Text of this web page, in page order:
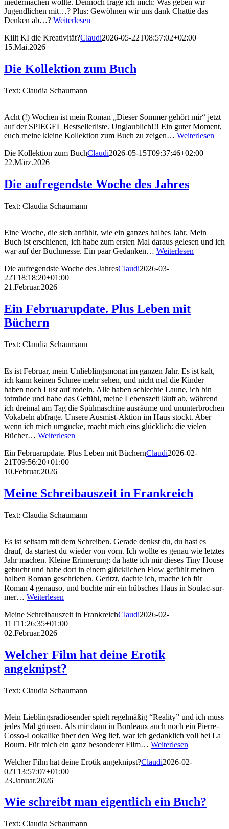
niedermachen wollte. Dennoch frage ich mich: Was geben wir
Jugendlichen mit…? Plus: Gewöhnen wir uns dank Chattie das
Denken ab…? Weiterlesen
Killt KI die Kreativität?Claudi2026-05-22T08:57:02+02:00
15.Mai.2026
Die Kollektion zum Buch
Text: Claudia Schaumann
Acht (!) Wochen ist mein Roman „Dieser Sommer gehört mir“ jetzt
auf der SPIEGEL Bestsellerliste. Unglaublich!!! Ein guter Moment,
euch meine kleine Kollektion zum Buch zu zeigen… Weiterlesen
Die Kollektion zum BuchClaudi2026-05-15T09:37:46+02:00
22.März.2026
Die aufregendste Woche des Jahres
Text: Claudia Schaumann
Eine Woche, die sich anfühlt, wie ein ganzes halbes Jahr. Mein
Buch ist erschienen, ich habe zum ersten Mal daraus gelesen und ich
war auf der Buchmesse. Ein paar Gedanken… Weiterlesen
Die aufregendste Woche des JahresClaudi2026-03-
22T18:18:20+01:00
21.Februar.2026
Ein Februarupdate. Plus Leben mit
Büchern
Text: Claudia Schaumann
Es ist Februar, mein Unlieblingsmonat im ganzen Jahr. Es ist kalt,
ich kann keinen Schnee mehr sehen, und nicht mal die Kinder
haben noch Lust auf rodeln. Alle haben schlechte Laune, ich bin
totmüde und habe das Gefühl, meine Lebenszeit läuft ab, während
ich dreimal am Tag die Spülmaschine ausräume und ununterbrochen
Vokabeln abfrage. Unsere Ausmist-Aktion im Haus stockt. Aber
wenn ich mich umgucke, macht mich eins glücklich: die vielen
Bücher… Weiterlesen
Ein Februarupdate. Plus Leben mit BüchernClaudi2026-02-
21T09:56:20+01:00
10.Februar.2026
Meine Schreibauszeit in Frankreich
Text: Claudia Schaumann
Es ist seltsam mit dem Schreiben. Gerade denkst du, du hast es
drauf, da startest du wieder von vorn. Ich wollte es genau wie letztes
Jahr machen. Kleine Erinnerung: da hatte ich mir dieses Tiny House
gebucht und habe dort in einem glücklichen Flow gefühlt meinen
halben Roman geschrieben. Geritzt, dachte ich, mache ich für
Roman 4 genauso, und buchte mir ein hübsches Haus in Soulac-sur-
mer… Weiterlesen
Meine Schreibauszeit in FrankreichClaudi2026-02-
11T11:26:35+01:00
02.Februar.2026
Welcher Film hat deine Erotik
angeknipst?
Text: Claudia Schaumann
Mein Lieblingsradiosender spielt regelmäßig “Reality” und ich muss
jedes Mal grinsen. Als mir dann in Bordeaux auch noch ein Pierre-
Cosso-Lookalike über den Weg lief, war ich gedanklich voll bei La
Boum. Für mich ein ganz besonderer Film… Weiterlesen
Welcher Film hat deine Erotik angeknipst?Claudi2026-02-
02T13:57:07+01:00
23.Januar.2026
Wie schreibt man eigentlich ein Buch?
Text: Claudia Schaumann